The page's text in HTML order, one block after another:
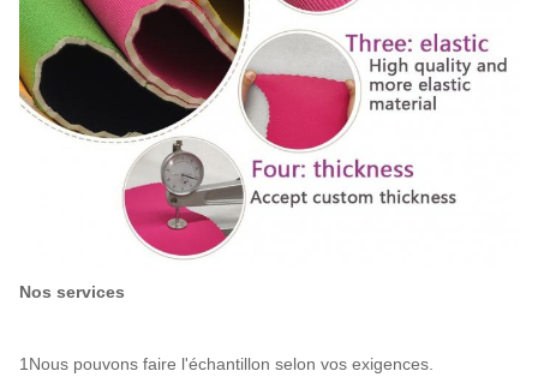
Nos services
1Nous pouvons faire l'échantillon selon vos exigences.